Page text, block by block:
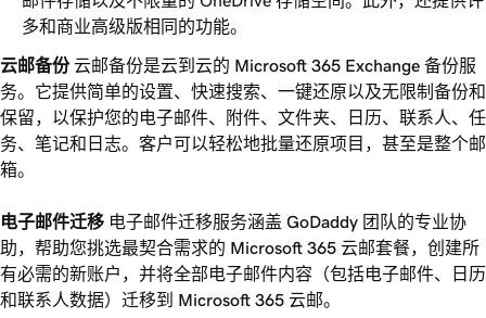
多和商业高级版相同的功能。
云邮备份云邮备份是云到云的 Microsoft 365 Exchange 备份服
务。它提供简单的设置、快速搜索、一键还原以及无限制备份和
保留，以保护您的电子邮件、附件、文件夹、日历、联系人、任
务、笔记和日志。客户可以轻松地批量还原项目，甚至是整个邮
箱。
电子邮件迁移 电子邮件迁移服务涵盖 GoDaddy 团队的专业协
助，帮助您挑选最契合需求的 Microsoft 365 云邮套餐，创建所
有必需的新账户，并将全部电子邮件内容（包括电子邮件、日历
和联系人数据）迁移到 Microsoft 365 云邮。